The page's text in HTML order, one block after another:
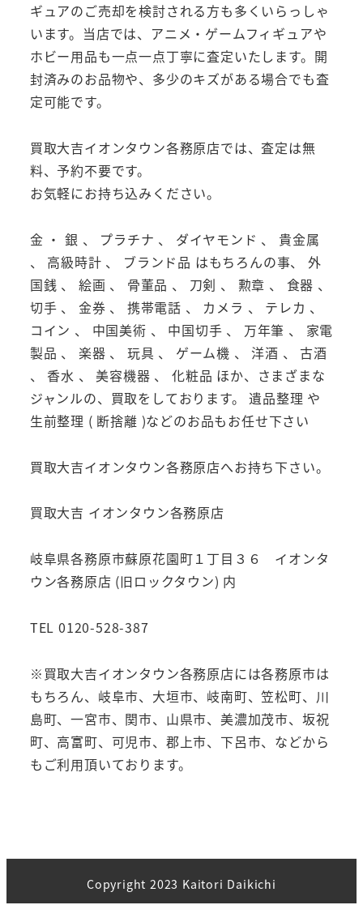
ギュアのご売却を検討される方も多くいらっしゃ
います。当店では、アニメ・ゲームフィギュアや
ホビー用品も一点一点丁寧に査定いたします。開
封済みのお品物や、多少のキズがある場合でも査
定可能です。
買取大吉イオンタウン各務原店では、査定は無
料、予約不要です。
お気軽にお持ち込みください。
金 ・ 銀 、 プラチナ 、 ダイヤモンド 、 貴金属
、 高級時計 、 ブランド品 はもちろんの事、 外
国銭 、 絵画 、 骨董品 、 刀剣 、 勲章 、 食器 、
切手 、 金券 、 携帯電話 、 カメラ 、 テレカ 、
コイン 、 中国美術 、 中国切手 、 万年筆 、 家電
製品 、 楽器 、 玩具 、 ゲーム機 、 洋酒 、 古酒
、 香水 、 美容機器 、 化粧品 ほか、さまざまな
ジャンルの、買取をしております。 遺品整理 や
生前整理 ( 断捨離 )などのお品もお任せ下さい
買取大吉イオンタウン各務原店へお持ち下さい。
買取大吉 イオンタウン各務原店
岐阜県各務原市蘇原花園町１丁目３６ イオンタ
ウン各務原店 (旧ロックタウン) 内
TEL 0120-528-387
※買取大吉イオンタウン各務原店には各務原市は
もちろん、岐阜市、大垣市、岐南町、笠松町、川
島町、一宮市、関市、山県市、美濃加茂市、坂祝
町、高富町、可児市、郡上市、下呂市、などから
もご利用頂いております。
Copyright 2023 Kaitori Daikichi